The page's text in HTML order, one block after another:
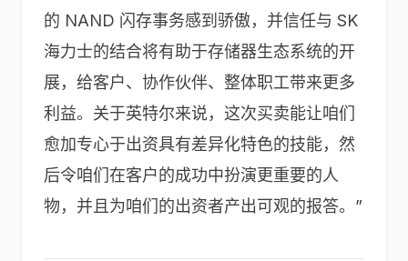
的 NAND 闪存事务感到骄傲，并信任与 SK
海力士的结合将有助于存储器生态系统的开
展，给客户、协作伙伴、整体职工带来更多
利益。关于英特尔来说，这次买卖能让咱们
愈加专心于出资具有差异化特色的技能，然
后令咱们在客户的成功中扮演更重要的人
物，并且为咱们的出资者产出可观的报答。”